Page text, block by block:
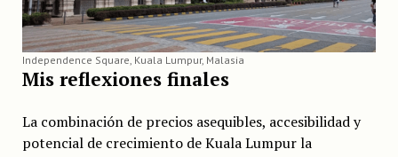
Independence Square, Kuala Lumpur, Malasia
Mis reflexiones finales
La combinación de precios asequibles, accesibilidad y
potencial de crecimiento de Kuala Lumpur la